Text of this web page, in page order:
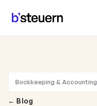
Bookkeeping & Accounting
← Blog